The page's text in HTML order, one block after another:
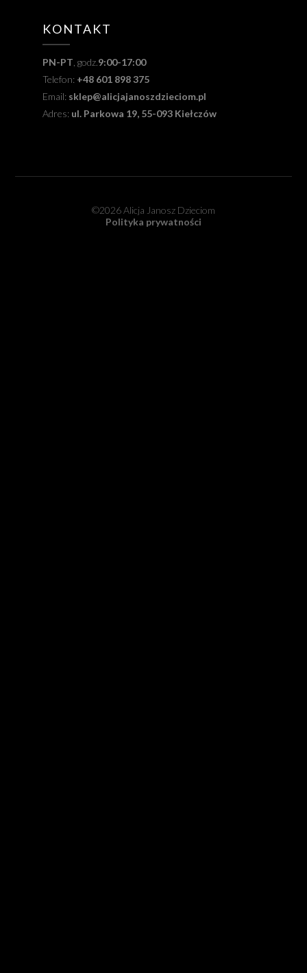
KONTAKT
PN-PT, godz.9:00-17:00
Telefon: +48 601 898 375
Email: sklep@alicjajanoszdzieciom.pl
Adres: ul. Parkowa 19, 55-093 Kiełczów
©2026 Alicja Janosz Dzieciom
Polityka prywatności